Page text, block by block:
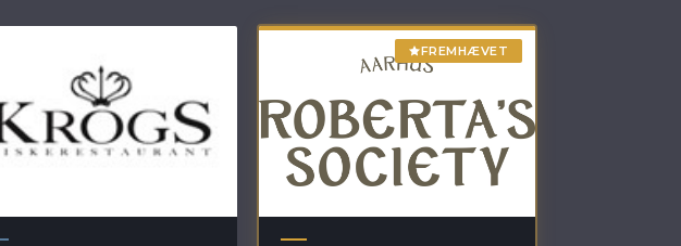
FREMHÆVET